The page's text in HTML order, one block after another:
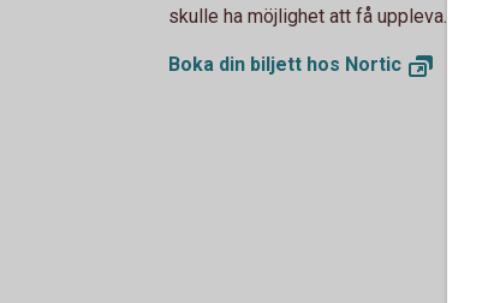
skulle ha möjlighet att få uppleva.
Boka din biljett hos Nortic